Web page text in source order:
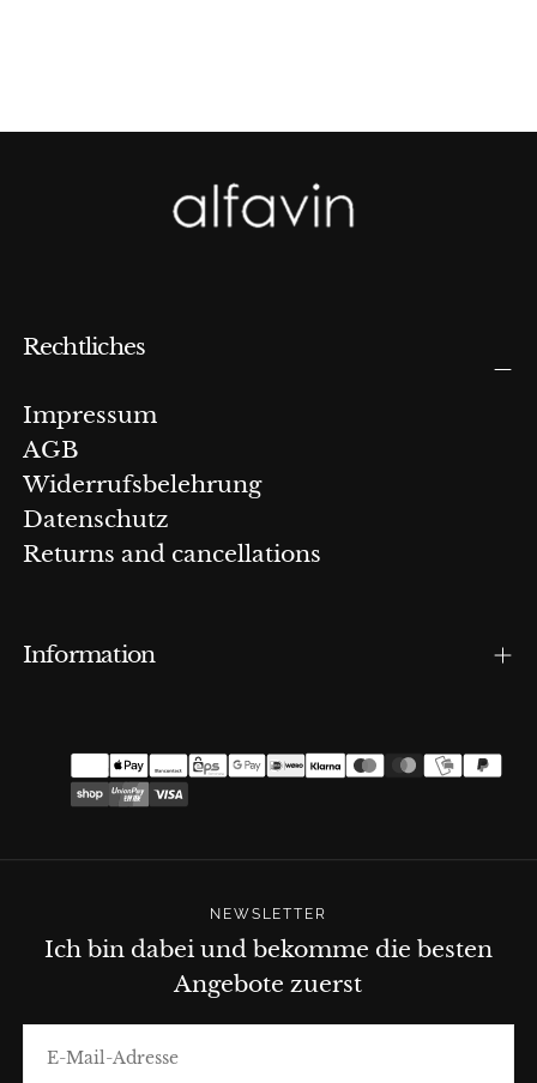
Rechtliches
Impressum
AGB
Widerrufsbelehrung
Datenschutz
Returns and cancellations
Information
Zahlungsmethoden
NEWSLETTER
Ich bin dabei und bekomme die besten
Angebote zuerst
MAIL